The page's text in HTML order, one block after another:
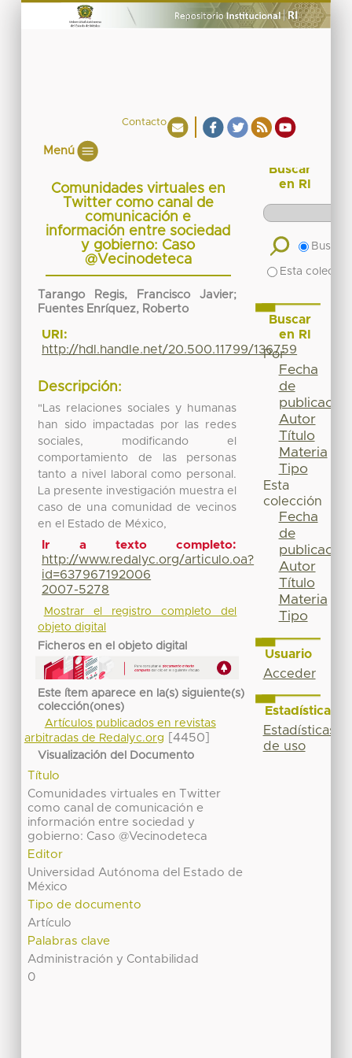
Contacto
Menú
Comunidades virtuales en
Twitter como canal de
comunicación e
información entre sociedad
y gobierno: Caso
@Vecinodeteca
Tarango Regis, Francisco Javier;
Fuentes Enríquez, Roberto
URI:
http://hdl.handle.net/20.500.11799/136759
Descripción:
"Las relaciones sociales y humanas
han sido impactadas por las redes
sociales, modificando el
comportamiento de las personas
tanto a nivel laboral como personal.
La presente investigación muestra el
caso de una comunidad de vecinos
en el Estado de México,
Ir a texto completo:
http://www.redalyc.org/articulo.oa?
id=637967192006
2007-5278
Mostrar el registro completo del
objeto digital
Ficheros en el objeto digital
Este ítem aparece en la(s) siguiente(s)
colección(ones)
Artículos publicados en revistas
arbitradas de Redalyc.org
[4450]
Visualización del Documento
Título
Comunidades virtuales en Twitter
como canal de comunicación e
información entre sociedad y
gobierno: Caso @Vecinodeteca
Editor
Universidad Autónoma del Estado de
México
Tipo de documento
Artículo
Palabras clave
Administración y Contabilidad
0
Buscar
en RI
Buscar
Esta
Buscar
en RI
Por
Fecha
de
publicación
Autor
Título
Materia
Tipo
Esta
colección
Fecha
de
publicación
Autor
Título
Materia
Tipo
Usuario
Acceder
Estadísticas
Estadísticas
de uso